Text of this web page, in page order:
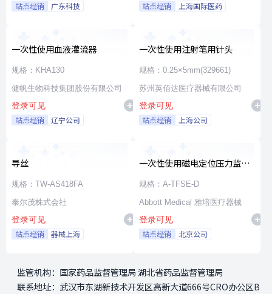
站点经销 广东科技 站点经销 上海国际医药
一次性使用血液灌流器
规格：KHA130
健帆生物科技集团股份有限公司
登录可见
站点经销 辽宁公司
一次性使用注射笔用针头
规格：0.25×5mm(329661)
苏州英佰达医疗器械有限公司
登录可见
站点经销 上海公司
导丝
规格：TW-AS418FA
泰尔茂株式会社
登录可见
站点经销 器械上海
一次性使用磁电定位压力监测
射频消融导管
规格：A-TFSE-D
Abbott Medical 雅培医疗器械
登录可见
站点经销 北京公司
监管机构： 国家药品监督管理局 湖北省药品监督管理局
联系地址： 武汉市东湖新技术开发区高新大道666号CRO办公区B